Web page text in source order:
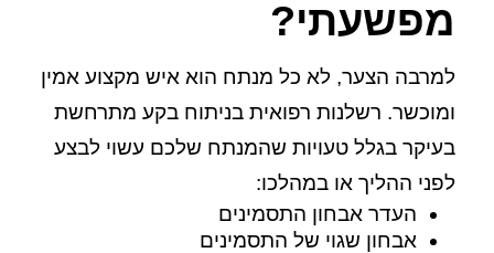
מפשעתי?
למרבה הצער, לא כל מנתח הוא איש מקצוע אמין
ומוכשר. רשלנות רפואית בניתוח בקע מתרחשת
בעיקר בגלל טעויות שהמנתח שלכם עשוי לבצע
לפני ההליך או במהלכו:
העדר אבחון התסמינים
אבחון שגוי של התסמינים